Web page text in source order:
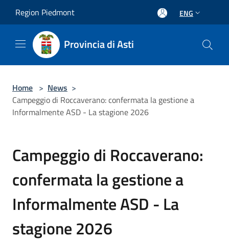
Region Piedmont ENG
Provincia di Asti
Home > News >
Campeggio di Roccaverano: confermata la gestione a
Informalmente ASD - La stagione 2026
Campeggio di Roccaverano:
confermata la gestione a
Informalmente ASD - La
stagione 2026